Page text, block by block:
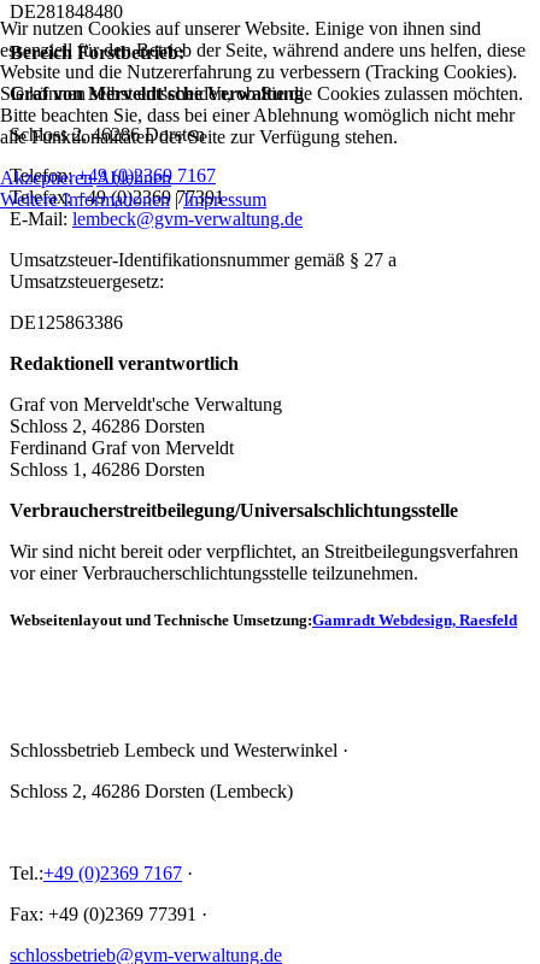
DE281848480
Bereich Forstbetrieb:
Graf von Merveldt'sche Verwaltung
Schloss 2, 46286 Dorsten
Telefon:+49 (0)2369 7167
Telefax: +49 (0)2369 77391
E-Mail: lembeck@gvm-verwaltung.de
Umsatzsteuer-Identifikationsnummer gemäß § 27 a
Umsatzsteuergesetz:
DE125863386
Redaktionell verantwortlich
Graf von Merveldt'sche Verwaltung
Schloss 2, 46286 Dorsten
Ferdinand Graf von Merveldt
Schloss 1, 46286 Dorsten
Verbraucher­streit­beilegung/Universal­schlichtungs­stelle
Wir sind nicht bereit oder verpflichtet, an Streitbeilegungsverfahren
vor einer Verbraucherschlichtungsstelle teilzunehmen.
Webseitenlayout und Technische Umsetzung:Gamradt Webdesign, Raesfeld
Schlossbetrieb Lembeck und Westerwinkel ·
Schloss 2, 46286 Dorsten (Lembeck)
Tel.:+49 (0)2369 7167 ·
Fax: +49 (0)2369 77391 ·
schlossbetrieb@gvm-verwaltung.de
Wir nutzen Cookies auf unserer Website. Einige von ihnen sind
essenziell für den Betrieb der Seite, während andere uns helfen, diese
Website und die Nutzererfahrung zu verbessern (Tracking Cookies).
Sie können selbst entscheiden, ob Sie die Cookies zulassen möchten.
Bitte beachten Sie, dass bei einer Ablehnung womöglich nicht mehr
alle Funktionalitäten der Seite zur Verfügung stehen.
AkzeptierenAblehnen
Weitere Informationen|Impressum